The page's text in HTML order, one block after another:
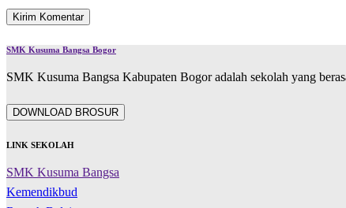
SMK Kusuma Bangsa Bogor
SMK Kusuma Bangsa Kabupaten Bogor adalah sekolah yang
DOWNLOAD BROSUR
LINK SEKOLAH
SMK Kusuma Bangsa
Kemendikbud